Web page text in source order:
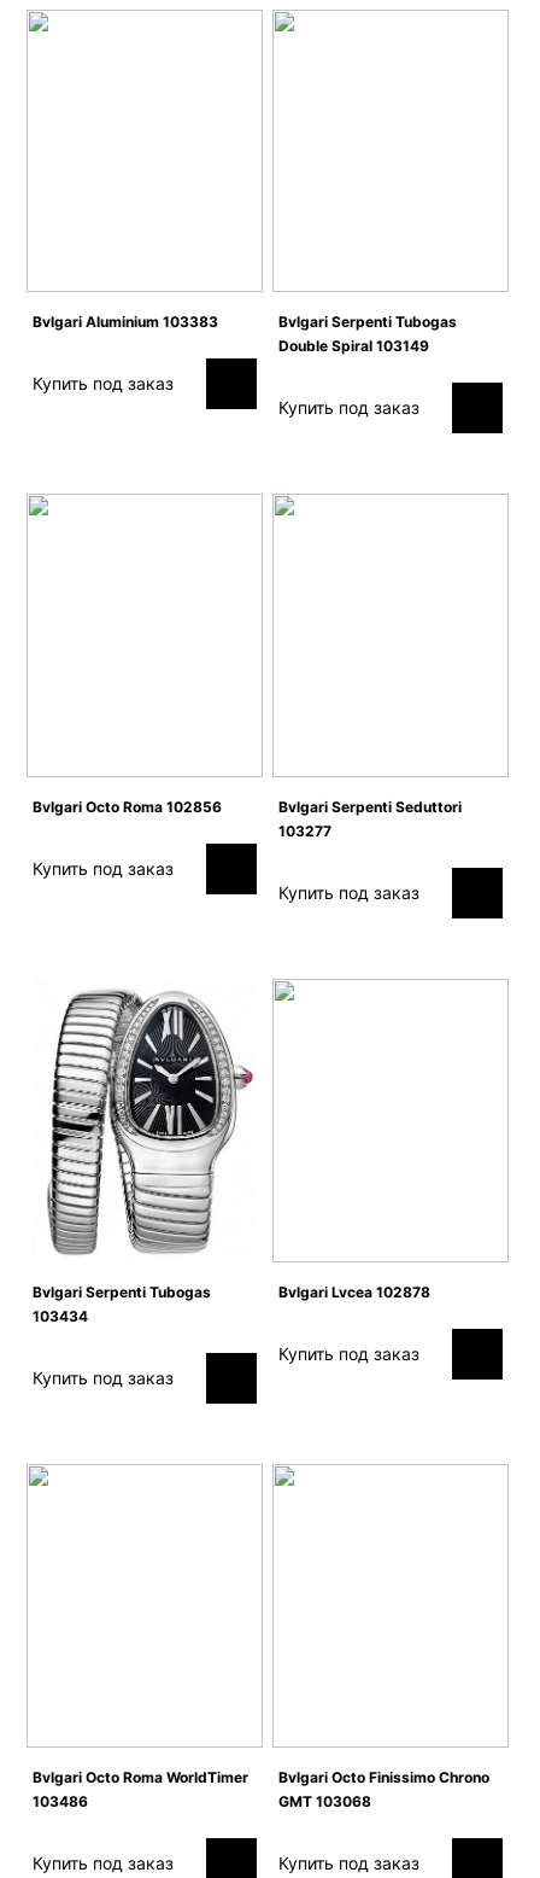
Bvlgari Aluminium 103383
Купить под заказ
Bvlgari Serpenti Tubogas
Double Spiral 103149
Купить под заказ
Bvlgari Octo Roma 102856
Купить под заказ
Bvlgari Serpenti Seduttori
103277
Купить под заказ
Bvlgari Serpenti Tubogas
103434
Купить под заказ
Bvlgari Lvcea 102878
Купить под заказ
Bvlgari Octo Roma WorldTimer
103486
Купить под заказ
Bvlgari Octo Finissimo Chrono
GMT 103068
Купить под заказ